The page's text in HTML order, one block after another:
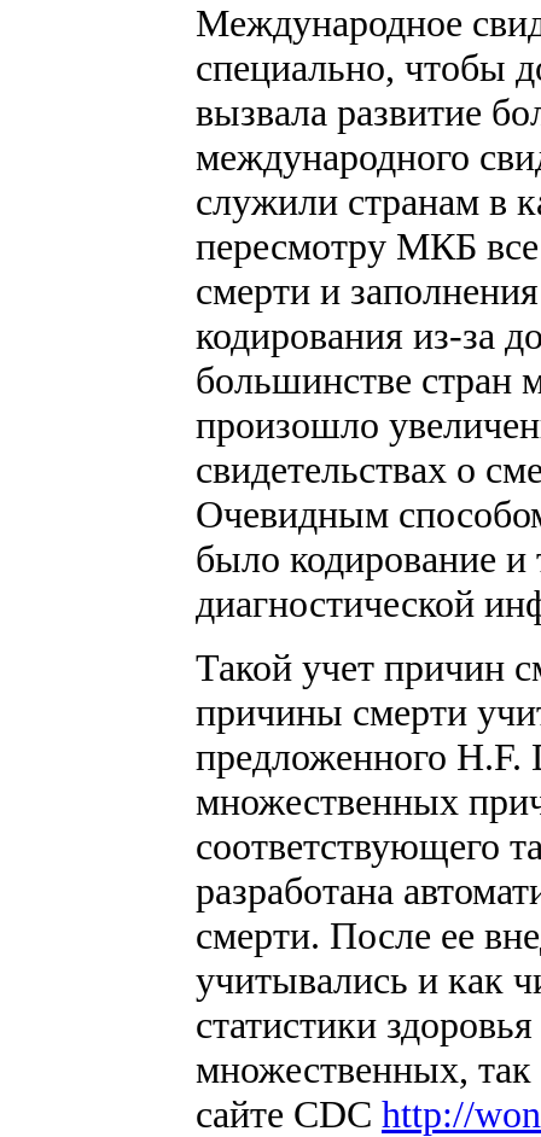
Международное
специально, чтобы
вызвала развитие
международного
служили странам в
пересмотру МКБ все
смерти и
кодирования из-за
большинстве стран
произошло
свидетельствах о
Очевидным
было кодирование и
диагностической
Такой учет причин
причины смерти
предложенного
множественных
соответствующего
разработана
смерти. После ее
учитывались и как
статистики
множественных, так
сайте CDC http://